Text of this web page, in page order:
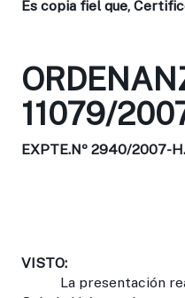
Es copia fiel que,
11079/
EXPTE.Nº 2940/2007-
VISTO:
La presentación